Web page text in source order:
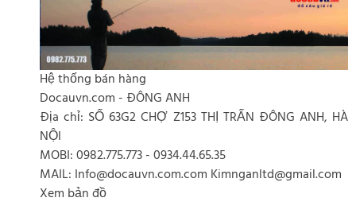
Hệ thống bán hàng
Docauvn.com - ĐÔNG ANH
Địa chỉ: SỐ 63G2 CHỢ Z153 THỊ TRẤN ĐÔNG ANH, HÀ
NỘI
MOBI: 0982.775.773 - 0934.44.65.35
MAIL: Info@docauvn.com.com Kimnganltd@gmail.com
Xem bản đồ